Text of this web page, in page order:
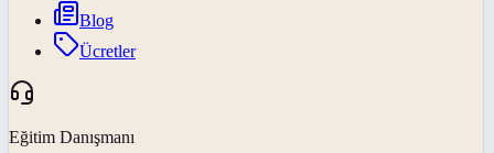
Blog
Ücretler
Eğitim Danışmanı